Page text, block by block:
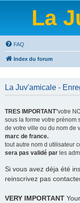
La
FAQ
Index du forum
La Juv'amicale -
TRES IMPORTANT"votre
sous la forme votre prénom
de votre ville ou du nom de
marc de france.
tout autre nom d utilisateur
sera pas validé par les
Si vous avez déja été
reinscrivez pas
VERY IMPORTANT